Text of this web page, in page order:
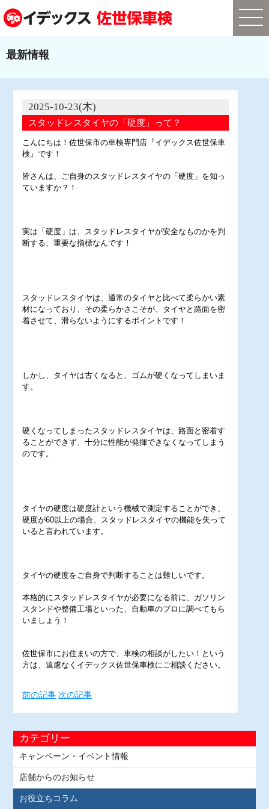
最新情報
2025-10-23(木)
スタッドレスタイヤの「硬度」って？
こんにちは！佐世保市の車検専門店『イデックス佐世保車
検』です！
皆さんは、ご自身のスタッドレスタイヤの「硬度」を知っ
ていますか？！
実は「硬度」は、スタッドレスタイヤが安全なものかを判
断する、重要な指標なんです！
スタッドレスタイヤは、通常のタイヤと比べて柔らかい素
材になっており、その柔らかさこそが、タイヤと路面を密
着させて、滑らないようにするポイントです！
しかし、タイヤは古くなると、ゴムが硬くなってしまいま
す。
硬くなってしまったスタッドレスタイヤは、路面と密着す
ることができず、十分に性能が発揮できなくなってしまう
のです。
タイヤの硬度は硬度計という機械で測定することができ、
硬度が60以上の場合、スタッドレスタイヤの機能を失って
いると言われています。
タイヤの硬度をご自身で判断することは難しいです。
本格的にスタッドレスタイヤが必要になる前に、ガソリン
スタンドや整備工場といった、自動車のプロに調べてもら
いましょう！
佐世保市にお住まいの方で、車検の相談がしたい！という
方は、遠慮なくイデックス佐世保車検にご相談ください。
前の記事 次の記事
カテゴリー
キャンペーン・イベント情報
店舗からのお知らせ
お役立ちコラム